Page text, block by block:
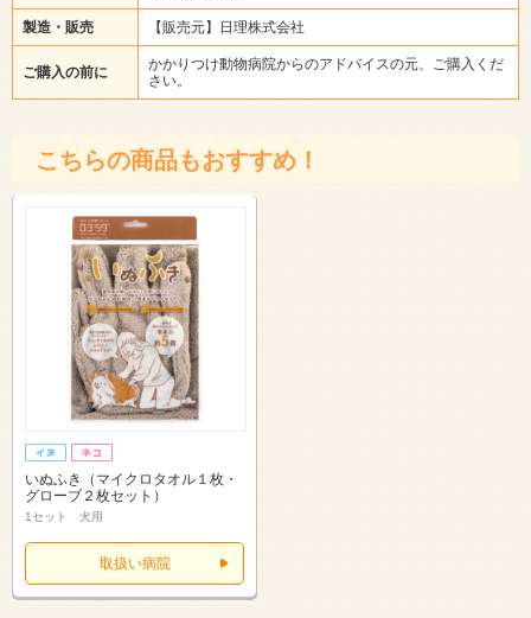
製造・販売 【販売元】日理株式会社
ご購入の前に
かかりつけ動物病院からのアドバイスの元、ご購入くだ
さい。
こちらの商品もおすすめ！
いぬふき（マイクロタオル１枚・
グローブ２枚セット）
1セット 犬用
取扱い病院